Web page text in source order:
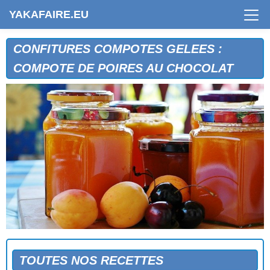
YAKAFAIRE.EU
CONFITURES COMPOTES GELEES :
COMPOTE DE POIRES AU CHOCOLAT
TOUTES NOS RECETTES
COMPOTE ABRICOTS-FRAMBOISES
COMPOTE ABRICOTS-FRAMBOISES (2)
COMPOTE D'ABRICOTS